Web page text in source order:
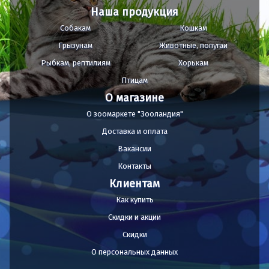
Наша продукция
Собакам
Кошкам
Грызунам
Животные, попугаи
Рыбкам, рептилиям
Хорькам
Птицам
О магазине
О зоомаркете "Зооландия"
Доставка и оплата
Вакансии
Контакты
Клиентам
Как купить
Скидки и акции
Скидки
О персональных данных